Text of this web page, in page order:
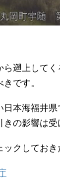
遡上してく
です。
本海福井県
きの影響は
クしておき